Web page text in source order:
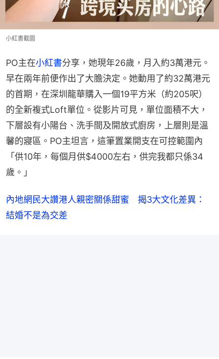
小紅書截圖
PO主在小紅書分享，她現年26歲，月入約3萬港元。
早在兩年前便作出了大膽決定。她動用了約32萬港元
的首期，在深圳龍華購入一個19平方米（約205呎）
的全新複式Loft單位。從影片可見，單位面積不大，
下層設有小陽台、洗手間及開放式廚房，上層則是溫
馨的寢區。PO主坦言，這筆置業開支在可控範圍內
「供10年，每個月供$4000左右，供完我都只係34
歲。」
內地網民大讚港人親密關係甜蜜　揭3大文化差異：
結婚不是為交差